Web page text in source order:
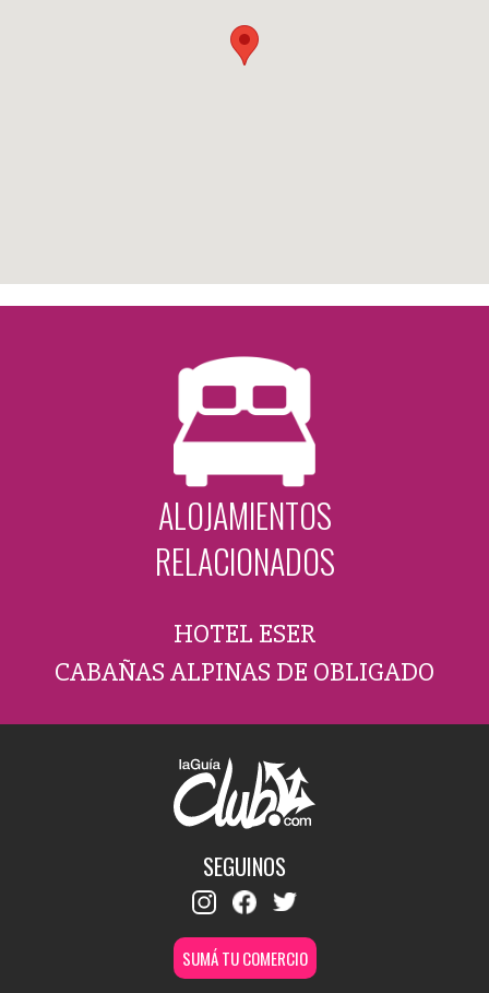
ALOJAMIENTOS
RELACIONADOS
HOTEL ESER
CABAÑAS ALPINAS DE OBLIGADO
SEGUINOS
SUMÁ TU COMERCIO